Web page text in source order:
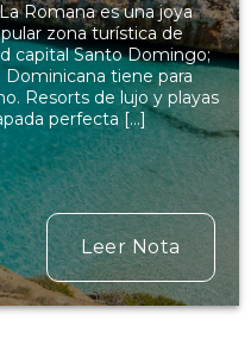
Romana es una joya
zona turística de
capital Santo Domingo;
tiene para
Resorts de lujo y playas
perfecta […]
Leer Nota